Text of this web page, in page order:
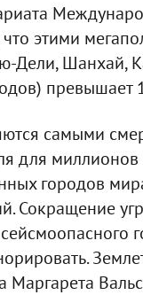
что этими
Дели, Шанхай,
превышает
самыми
для
городов
Сокращение
Маргарета